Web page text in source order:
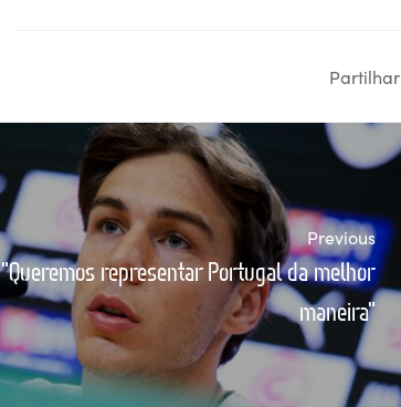
Partilhar
Previous
"Queremos representar Portugal da melhor
maneira"